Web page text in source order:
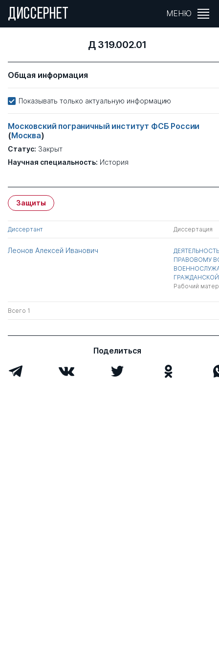
ДИССЕРНЕТ МЕНЮ
Д 319.002.01
Общая информация
Показывать только актуальную информацию
Московский пограничный институт ФСБ России
(Москва)
Статус: Закрыт
Научная специальность: История
Защиты
Диссертант Диссертация
Леонов Алексей Иванович
ПРАВОВОМУ
Рабочий
Всего 1
Поделиться